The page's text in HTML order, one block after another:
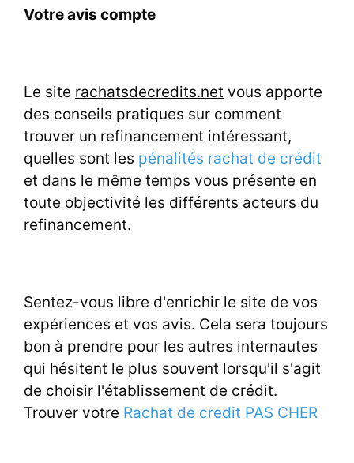
Votre avis compte
Le site rachatsdecredits.net vous apporte
des conseils pratiques sur comment
trouver un refinancement intéressant,
quelles sont les pénalités rachat de crédit
et dans le même temps vous présente en
toute objectivité les différents acteurs du
refinancement.
Sentez-vous libre d'enrichir le site de vos
expériences et vos avis. Cela sera toujours
bon à prendre pour les autres internautes
qui hésitent le plus souvent lorsqu'il s'agit
de choisir l'établissement de crédit.
Trouver votre Rachat de credit PAS CHER